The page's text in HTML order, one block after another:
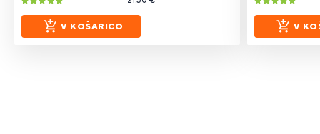
V KOŠARICO V